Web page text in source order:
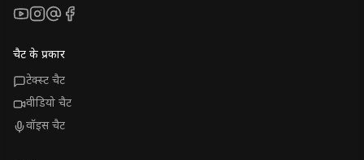
चैट के प्रकार
टेक्स्ट चैट
वीडियो चैट
वॉइस चैट